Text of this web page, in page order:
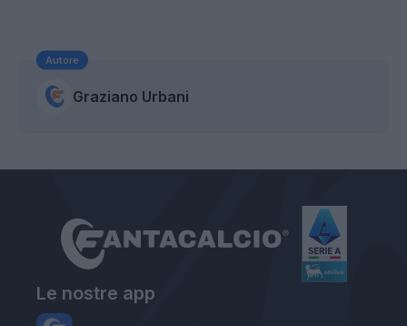
Autore
Graziano Urbani
Le nostre app